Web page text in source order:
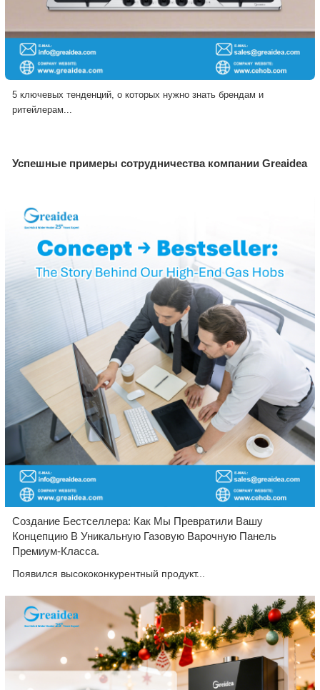
5 ключевых тенденций, о которых нужно знать брендам и
ритейлерам...
Успешные примеры сотрудничества компании Greaidea
Создание Бестселлера: Как Мы Превратили Вашу
Концепцию В Уникальную Газовую Варочную Панель
Премиум-Класса.
Появился высококонкурентный продукт...